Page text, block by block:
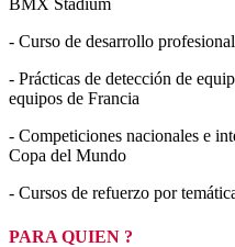
BMX Stadium
- Curso de desarrollo
- Prácticas de detección de
equipos de Francia
- Competiciones nacionales e
Copa del Mundo
- Cursos de refuerzo por
PARA QUIEN ?